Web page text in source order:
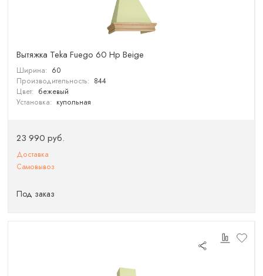
Вытяжка Teka Fuego 60 Hp Beige
Ширина: 60
Производительность: 844
Цвет: бежевый
Установка: купольная
23 990 руб.
Доставка
Самовывоз
Под заказ